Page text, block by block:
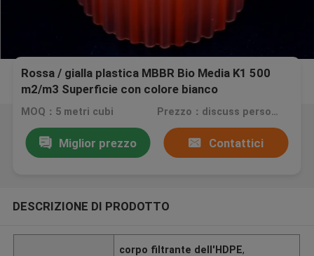
Rossa / gialla plastica MBBR Bio Media K1 500
m2/m3 Superficie con colore bianco
MOQ：5 metri cubi Prezzo：discuss personally
Miglior prezzo Contattici
DESCRIZIONE DI PRODOTTO
corpo filtrante dell'HDPE,